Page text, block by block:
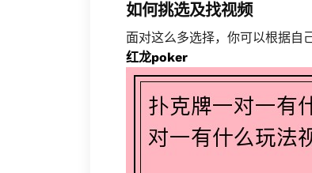
如何挑选及找视频
面对这么多选择，你可以根据自
红龙poker